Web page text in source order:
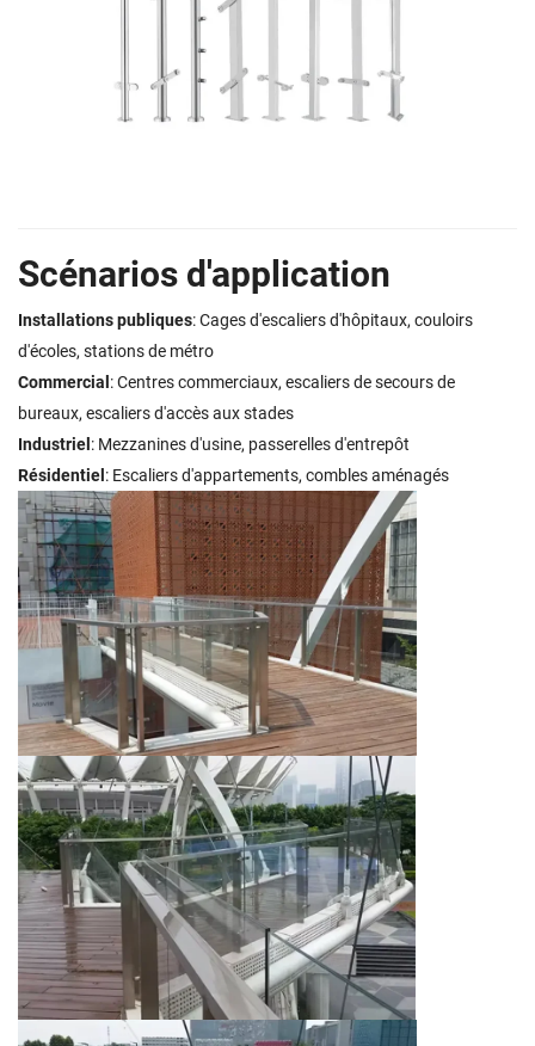
Scénarios d'application
Installations publiques: Cages d'escaliers d'hôpitaux, couloirs
d'écoles, stations de métro
Commercial: Centres commerciaux, escaliers de secours de
bureaux, escaliers d'accès aux stades
Industriel: Mezzanines d'usine, passerelles d'entrepôt
Résidentiel: Escaliers d'appartements, combles aménagés